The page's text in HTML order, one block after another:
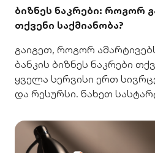
ბიზნეს ნაკრები: როგორ
თქვენი საქმიანობა?
გაიგეთ, როგორ
ბანკის ბიზნეს ნაკრები
ყველა სერვისი ერთ
და რესურსი. ნახეთ